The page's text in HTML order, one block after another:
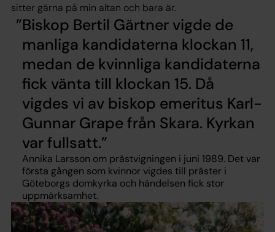
sitter gärna på min altan och bara är.
Biskop Bertil Gärtner vigde de
manliga kandidaterna klockan 11,
medan de kvinnliga kandidaterna
fick vänta till klockan 15. Då
vigdes vi av biskop emeritus Karl-
Gunnar Grape från Skara. Kyrkan
var fullsatt.
Annika Larsson om prästvigningen i juni 1989. Det var
första gången som kvinnor vigdes till präster i
Göteborgs domkyrka och händelsen fick stor
uppmärksamhet.